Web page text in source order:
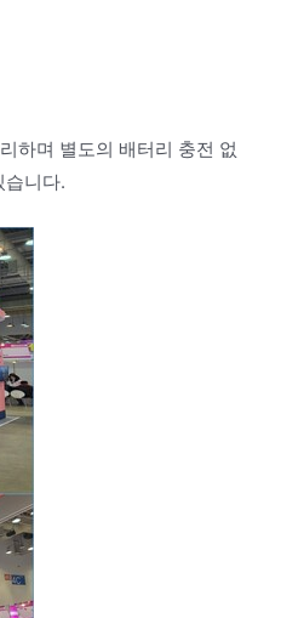
하며 별도의 배터리 충전 없
습니다.